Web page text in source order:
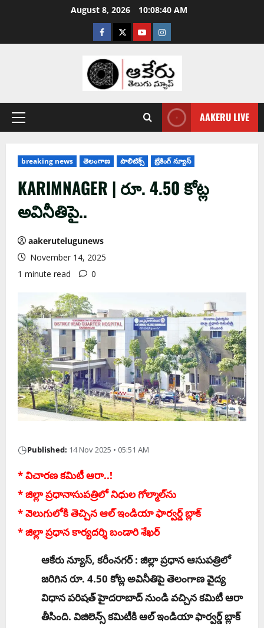
August 8, 2026 10:08:41 AM
AAKERU LIVE
breaking news తెలంగాణ పాలిటిక్స్ బ్రేకింగ్ న్యూస్
KARIMNAGER | రూ. 4.50 కోట్ల
అవినీతిపై..
aakerutelugunews
November 14, 2025
1 minute read
0
◷Published: 14 Nov 2025 • 05:51 AM
* విచార‌ణ క‌మిటీ ఆరా..!
* జిల్లా ప్ర‌ధానాసుప‌త్రిలో నిధుల గోల్మాల్‌ను
* వెలుగులోకి తెచ్చిన ఆల్ ఇండియా ఫార్వర్డ్ బ్లాక్
* జిల్లా ప్ర‌ధాన కార్య‌ద‌ర్శి బండారి శేఖ‌ర్‌
ఆకేరు న్యూస్‌, క‌రీంన‌గ‌ర్ : జిల్లా ప్ర‌ధాన ఆసుప‌త్రిలో
జ‌రిగిన రూ. 4.50 కోట్ల అవినీతిపై తెలంగాణ వైద్య
విధాన పరిషత్ హైదరాబాద్ నుండి వ‌చ్చిన క‌మిటీ ఆరా
తీసింది. విజిలెన్స్ కమిటీకి ఆల్ ఇండియా ఫార్వర్డ్ బ్లాక్